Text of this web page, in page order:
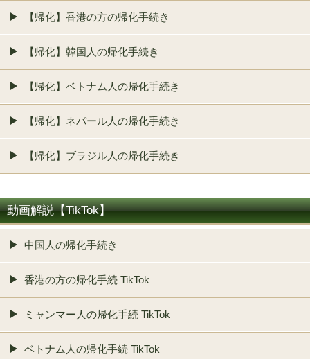
【帰化】香港の方の帰化手続き
【帰化】韓国人の帰化手続き
【帰化】ベトナム人の帰化手続き
【帰化】ネパール人の帰化手続き
【帰化】ブラジル人の帰化手続き
動画解説【TikTok】
中国人の帰化手続き
香港の方の帰化手続 TikTok
ミャンマー人の帰化手続 TikTok
ベトナム人の帰化手続 TikTok